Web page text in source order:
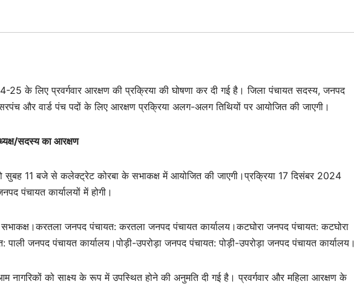
25 के लिए प्रवर्गवार आरक्षण की प्रक्रिया की घोषणा कर दी गई है। जिला पंचायत सदस्य, जनपद
और वार्ड पंच पदों के लिए आरक्षण प्रक्रिया अलग-अलग तिथियों पर आयोजित की जाएगी।
सदस्य का आरक्षण
सुबह 11 बजे से कलेक्ट्रेट कोरबा के सभाकक्ष में आयोजित की जाएगी।प्रक्रिया 17 दिसंबर 2024
पंचायत कार्यालयों में होगी।
जनपद पंचायत: करतला जनपद पंचायत कार्यालय।कटघोरा जनपद पंचायत: कटघोरा
जनपद पंचायत कार्यालय।पोड़ी-उपरोड़ा जनपद पंचायत: पोड़ी-उपरोड़ा जनपद पंचायत कार्यालय।
नागरिकों को साक्ष्य के रूप में उपस्थित होने की अनुमति दी गई है। प्रवर्गवार और महिला आरक्षण के